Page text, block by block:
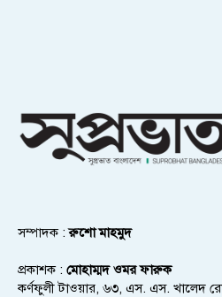
সম্পাদক :রুশো মাহমুদ
প্রকাশক : মোহাম্মদ ওমর ফারুক
কর্ণফুলী টাওয়ার, ৬৩, এস. এস. খালেদ